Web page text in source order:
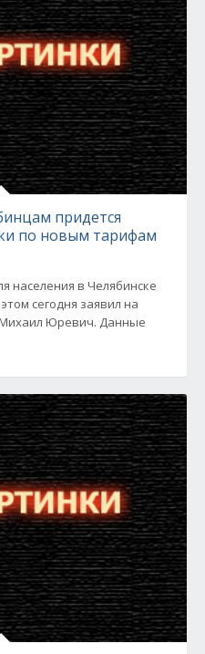
придется
по новым тарифам
населения в Челябинске
сегодня заявил на
Юревич. Данные